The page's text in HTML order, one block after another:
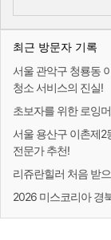
최근 방문자 기록
서울 관악구 청룡동
청소 서비스의 진실!
초보자를 위한 로잉
서울 용산구 이촌제2
전문가 추천!
리쥬란힐러 처음 받
2026 미스코리아 경